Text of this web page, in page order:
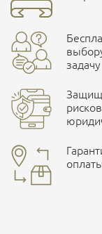
Наличные при
задачу